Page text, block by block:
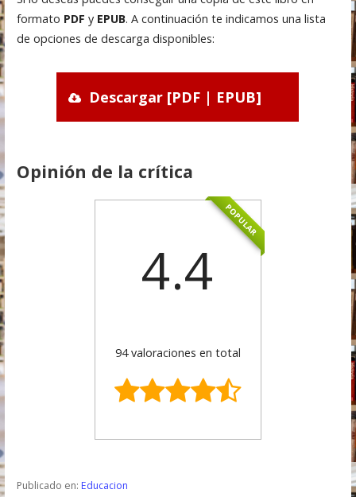
formato PDF y EPUB. A continuación te indicamos una lista
de opciones de descarga disponibles:
Descargar [PDF | EPUB]
Opinión de la crítica
POPULAR
4.4
94 valoraciones en total
Publicado en: Educacion